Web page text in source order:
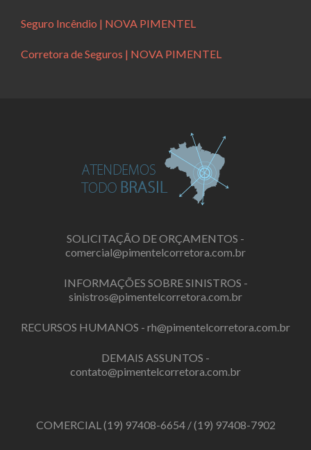
Seguro Incêndio | NOVA PIMENTEL
Corretora de Seguros | NOVA PIMENTEL
SOLICITAÇÃO DE ORÇAMENTOS -
comercial@pimentelcorretora.com.br
INFORMAÇÕES SOBRE SINISTROS -
sinistros@pimentelcorretora.com.br
RECURSOS HUMANOS - rh@pimentelcorretora.com.br
DEMAIS ASSUNTOS -
contato@pimentelcorretora.com.br
COMERCIAL (19) 97408-6654/(19) 97408-7902